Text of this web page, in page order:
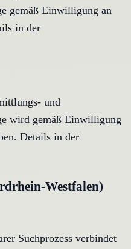
gemäß Einwilligung an
in der
und
wird gemäß Einwilligung
Details in der
Westfalen)
Suchprozess verbindet